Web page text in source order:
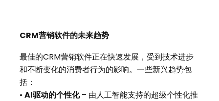
CRM营销软件的未来趋势
最佳的CRM营销软件正在快速发展，受到技术进步
和不断变化的消费者行为的影响。一些新兴趋势包
括：
• AI驱动的个性化– 由人工智能支持的超级个性化推